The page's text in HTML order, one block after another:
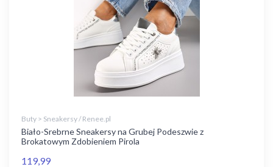
Buty > Sneakersy / Renee.pl
Biało-Srebrne Sneakersy na Grubej Podeszwie z
Brokatowym Zdobieniem Pirola
119,99